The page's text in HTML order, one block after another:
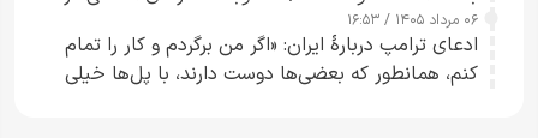
چارچوب قانون بودجه است+ عکس
۰۶ مرداد ۱۴۰۵ / ۱۶:۵۳
ادعای ترامپ دربارهٔ ایران: «اگر من برگردم و کار را تمام
کنم، همانطور که بعضی‌ها دوست دارند، با پل‌ها خیلی